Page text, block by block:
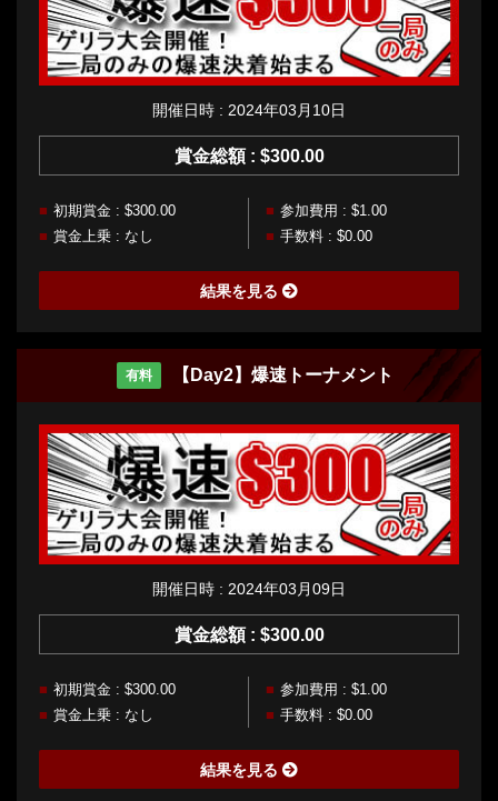
開催日時 : 2024年03月10日
賞金総額 : $300.00
初期賞金 : $300.00
参加費用 : $1.00
賞金上乗 : なし
手数料 : $0.00
結果を見る
有料 【Day2】爆速トーナメント
開催日時 : 2024年03月09日
賞金総額 : $300.00
初期賞金 : $300.00
参加費用 : $1.00
賞金上乗 : なし
手数料 : $0.00
結果を見る